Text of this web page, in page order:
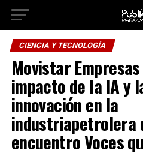
CIENCIA Y TECNOLOGÍA
Movistar
impacto de la IA y
innovación en la
industriapetrolera
encuentro Voces
Ir a la